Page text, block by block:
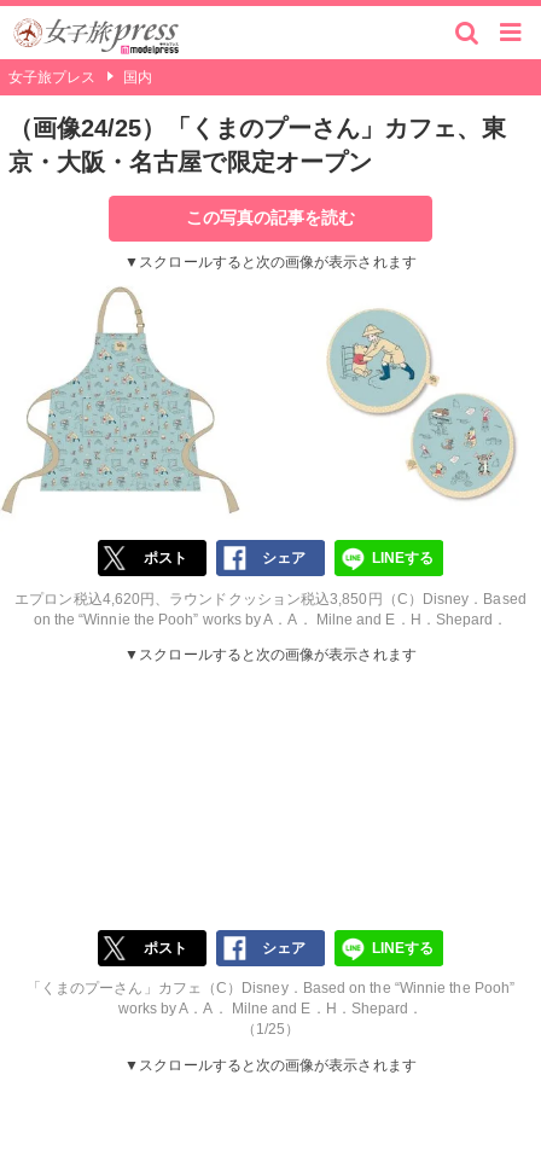
女子旅プレス 国内
（画像24/25）「くまのプーさん」カフェ、東
京・大阪・名古屋で限定オープン
この写真の記事を読む
▼スクロールすると次の画像が表示されます
ポスト シェア LINEする
エプロン税込4,620円、ラウンドクッション税込3,850円（C）Disney．Based
on the “Winnie the Pooh” works by A．A． Milne and E．H．Shepard．
▼スクロールすると次の画像が表示されます
ポスト シェア LINEする
「くまのプーさん」カフェ（C）Disney．Based on the “Winnie the Pooh”
works by A．A． Milne and E．H．Shepard．
（1/25）
▼スクロールすると次の画像が表示されます